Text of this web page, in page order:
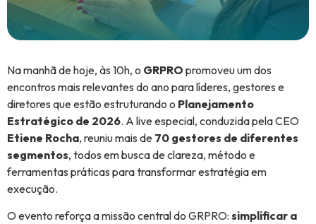
Na manhã de hoje, às 10h, o GRPRO promoveu um dos
encontros mais relevantes do ano para líderes, gestores e
diretores que estão estruturando o Planejamento
Estratégico de 2026. A live especial, conduzida pela CEO
Etiene Rocha, reuniu mais de 70 gestores de diferentes
segmentos, todos em busca de clareza, método e
ferramentas práticas para transformar estratégia em
execução.
O evento reforça a missão central do GRPRO: simplificar a